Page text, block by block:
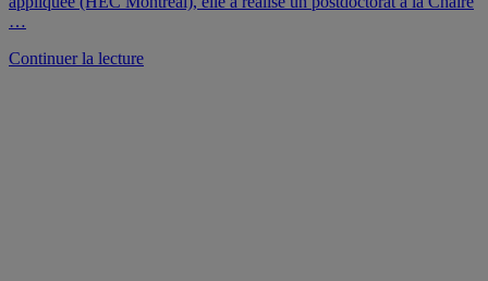
…
Continuer la lecturede